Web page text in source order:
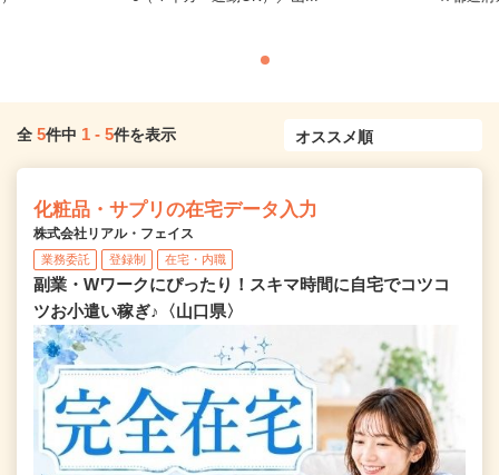
全 5件中 1 - 5件を表示
化粧品・サプリの在宅データ入力
株式会社リアル・フェイス
業務委託 登録制 在宅・内職
副業・Wワークにぴったり！スキマ時間に自宅でコツコ
ツお小遣い稼ぎ♪〈山口県〉